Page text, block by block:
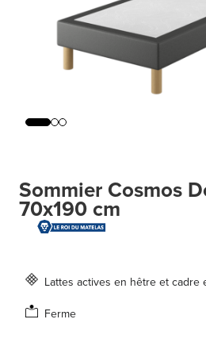
Sommier Cosmos
70x190 cm
Lattes actives en hêtre et cadre
Ferme